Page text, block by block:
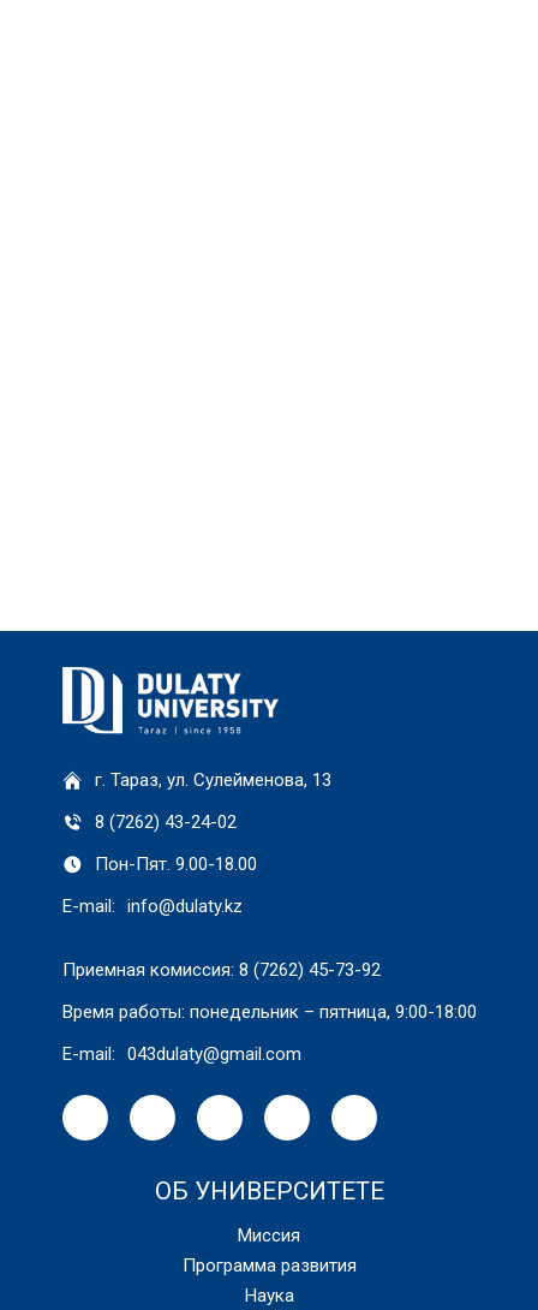
г. Тараз, ул. Сулейменова, 13
8 (7262) 43-24-02
Пон-Пят. 9.00-18.00
E-mail:
info@dulaty.kz
Приемная комиссия: 8 (7262) 45-73-92
Время работы: понедельник – пятница, 9:00-18:00
E-mail:
043dulaty@gmail.com
ОБ УНИВЕРСИТЕТЕ
Миссия
Программа развития
Наука